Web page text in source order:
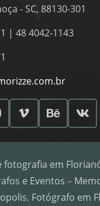
- SC, 88130-301
| 48 4042-1143
fotografia em
e Eventos –
, Fotógrafo em